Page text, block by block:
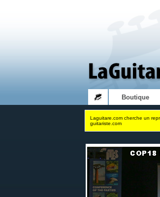
Boutique
Laguitare.com cherche un
guitariste.com